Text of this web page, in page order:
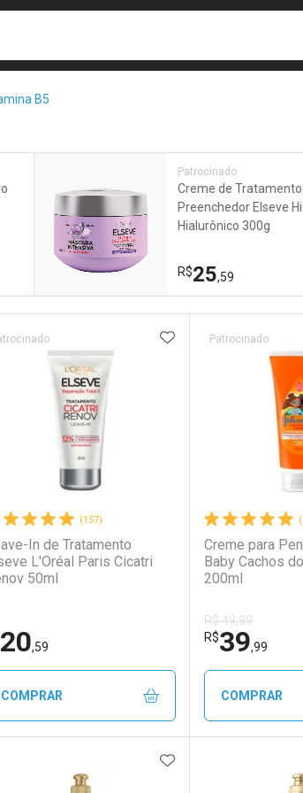
B5
Patrocinado
Creme de
Preenchedor Elseve
Hialurônico 300g
R$25,59
(157)
In de Tratamento
L'Oréal Paris Cicatri
50ml
20,59
ADICIONAR AOS
COMPRAR
FECHAR
FECHAR
Creme para
Baby Cachos
200ml
Patrocinado
R$ 49,99
R$39,99
COMPRAR
ADICIONAR AOS